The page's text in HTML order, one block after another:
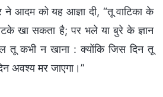
ने आदम को यह आज्ञा दी, “तू वाटिका के
खा सकता है; पर भले या बुरे के ज्ञान
तू कभी न खाना : क्योंकि जिस दिन तू
अवश्य मर जाएगा।”